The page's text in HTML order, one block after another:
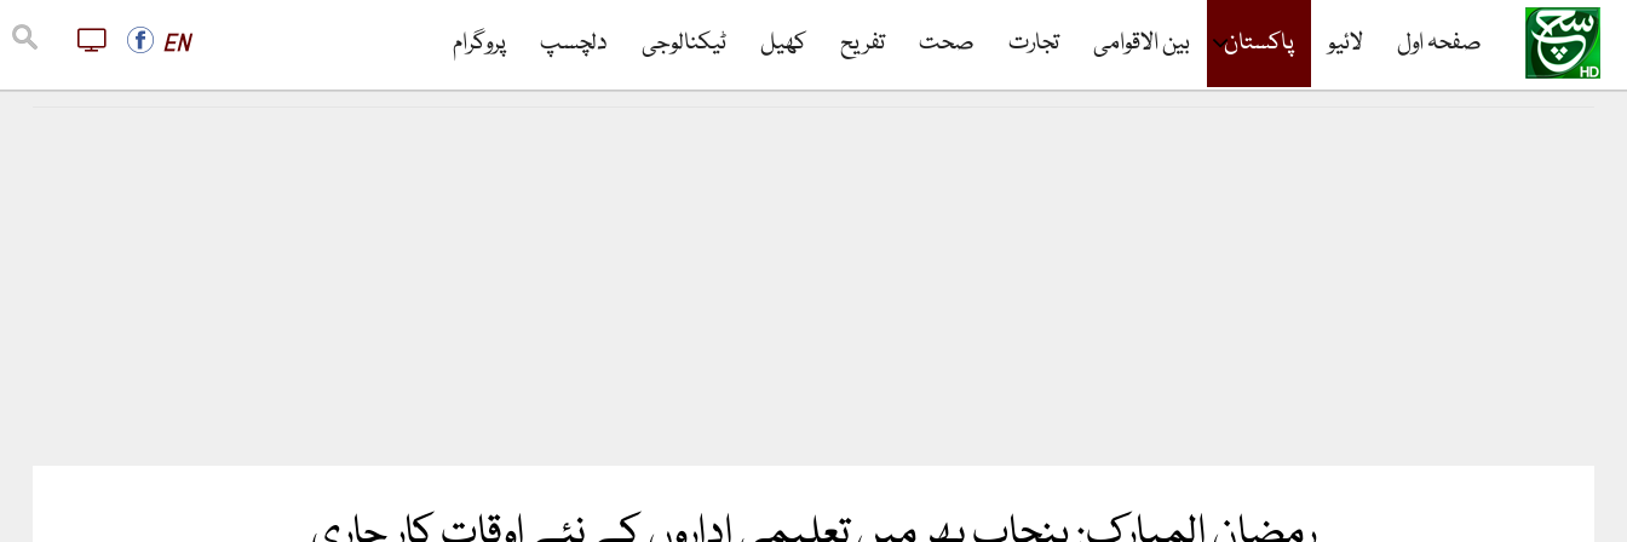
صفحہ اول لائیو پاکستان بین الاقوامی تجارت صحت تفریح کھیل ٹیکنالوجی دلچسپ پروگرام EN